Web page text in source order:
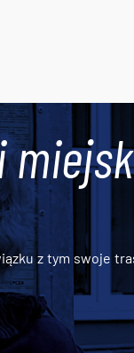
z tym swoje